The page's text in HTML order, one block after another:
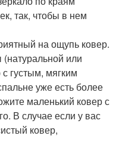
так, чтобы в нем
на ощупь ковер.
(натуральной или
густым, мягким
уже есть более
маленький ковер с
В случае если у вас
ковер,